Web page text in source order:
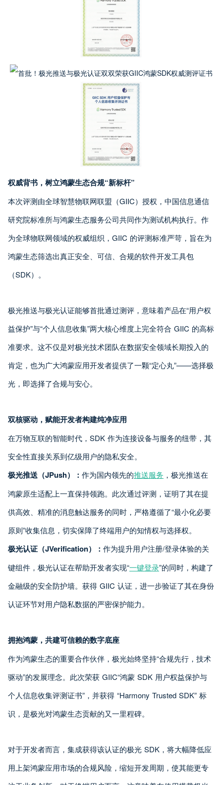
权威背书，树立鸿蒙生态合规“新标杆”
本次评测由全球智慧物联网联盟（GIIC）授权，中国信息通信
研究院标准所与鸿蒙生态服务公司共同作为测试机构执行。作
为全球物联网领域的权威组织，GIIC 的评测标准严苛，旨在为
鸿蒙生态筛选出真正安全、可信、合规的软件开发工具包
（SDK）。
极光推送与极光认证能够首批通过测评，意味着产品在“用户权
益保护”与“个人信息收集”两大核心维度上完全符合 GIIC 的高标
准要求。这不仅是对极光技术团队在数据安全领域长期投入的
肯定，也为广大鸿蒙应用开发者提供了一颗“定心丸”——选择极
光，即选择了合规与安心。
双核驱动，赋能开发者构建纯净应用
在万物互联的智能时代，SDK 作为连接设备与服务的纽带，其
安全性直接关系到亿级用户的隐私安全。
极光推送（JPush）： 作为国内领先的推送服务 ，极光推送在
鸿蒙原生适配上一直保持领跑。此次通过评测，证明了其在提
供高效、精准的消息触达服务的同时，严格遵循了“最小化必要
原则”收集信息，切实保障了终端用户的知情权与选择权。
极光认证（JVerification）： 作为提升用户注册/登录体验的关
键组件，极光认证在帮助开发者实现“一键登录”的同时，构建了
金融级的安全防护墙。获得 GIIC 认证，进一步验证了其在身份
认证环节对用户隐私数据的严密保护能力。
拥抱鸿蒙，共建可信赖的数字底座
作为鸿蒙生态的重要合作伙伴，极光始终坚持“合规先行，技术
驱动”的发展理念。此次荣获 GIIC“鸿蒙 SDK 用户权益保护与
个人信息收集评测证书”，并获得 “Harmony Trusted SDK” 标
识，是极光对鸿蒙生态贡献的又一里程碑。
对于开发者而言，集成获得该认证的极光 SDK，将大幅降低应
用上架鸿蒙应用市场的合规风险，缩短开发周期，使其能更专